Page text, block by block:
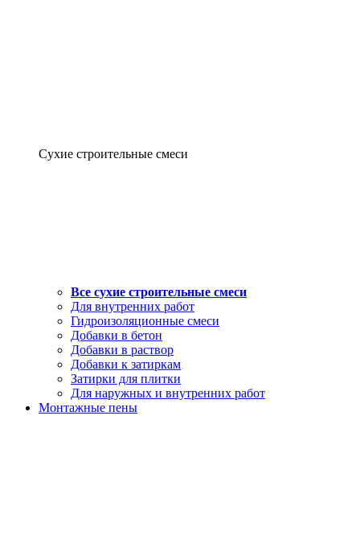
Сухие строительные смеси
Все сухие строительные смеси
Для внутренних работ
Гидроизоляционные смеси
Добавки в бетон
Добавки в раствор
Добавки к затиркам
Затирки для плитки
Для наружных и внутренних работ
Монтажные пены